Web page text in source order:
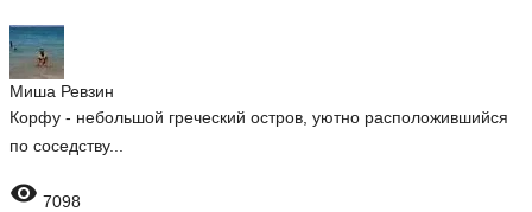
Миша Ревзин
Корфу - небольшой греческий остров, уютно расположившийся
по соседству...
 7098